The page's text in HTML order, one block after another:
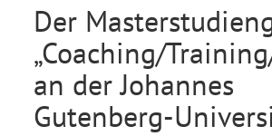
Der
„Coaching/
an der Johannes
Gutenberg-